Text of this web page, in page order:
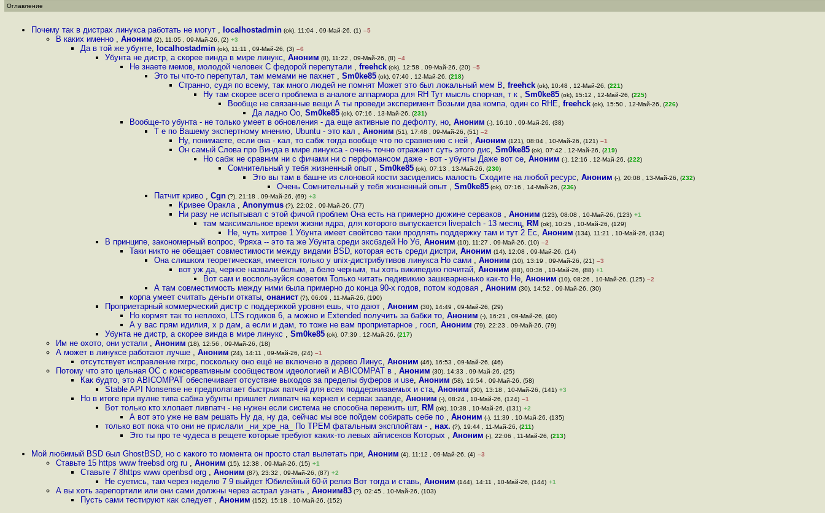
Оглавление
Почему так в дистрах линукса работать не могут , localhostadmin (ok), 11:04 , 09-Май-26, (1) –5
В каких именно , Аноним (2), 11:05 , 09-Май-26, (2) +3
Да в той же убунте, localhostadmin (ok), 11:11 , 09-Май-26, (3) –6
Убунта не дистр, а скорее винда в мире линукс, Аноним (8), 11:22 , 09-Май-26, (8) –4
Не знаете мемов, молодой человек С федорой перепутали , freehck (ok), 12:58 , 09-Май-26, (20) –5
Это ты что-то перепутал, там мемами не пахнет , Sm0ke85 (ok), 07:40 , 12-Май-26, (218)
Странно, судя по всему, так много людей не помнят Может это был локальный мем В, freehck (ok), 10:48 , 12-Май-26, (221)
Ну там скорее всего проблема в аналоге аппармора для RH Тут мысль спорная, т к , Sm0ke85 (ok), 15:12 , 12-Май-26, (225)
Вообще не связанные вещи А ты проведи эксперимент Возьми два компа, один со RHE, freehck (ok), 15:50 , 12-Май-26, (226)
Да ладно Оо, Sm0ke85 (ok), 07:16 , 13-Май-26, (231)
Вообще-то убунта - не только умеет в обновления - да еще активные по дефолту, но, Аноним (-), 16:10 , 09-Май-26, (38)
Т е по Вашему экспертному мнению, Ubuntu - это кал , Аноним (51), 17:48 , 09-Май-26, (51) –2
Ну, понимаете, если она - кал, то сабж тогда вообще что по сравнению с ней , Аноним (121), 08:04 , 10-Май-26, (121) –1
Он самый Слова про Винда в мире линукса - очень точно отражают суть этого дис, Sm0ke85 (ok), 07:42 , 12-Май-26, (219)
Но сабж не сравним ни с фичами ни с перфомансом даже - вот - убунты Даже вот се, Аноним (-), 12:16 , 12-Май-26, (222)
Сомнительный у тебя жизненный опыт , Sm0ke85 (ok), 07:13 , 13-Май-26, (230)
Это вы там в башне из слоновой кости засиделись малость Сходите на любой ресурс, Аноним (-), 20:08 , 13-Май-26, (232)
Очень Сомнительный у тебя жизненный опыт , Sm0ke85 (ok), 07:16 , 14-Май-26, (236)
Патчит криво , Cgn (?), 21:18 , 09-Май-26, (69) +3
Кривее Оракла , Anonymus (?), 22:02 , 09-Май-26, (77)
Ни разу не испытывал с этой фичой проблем Она есть на примерно дюжине серваков , Аноним (123), 08:08 , 10-Май-26, (123) +1
там максимальное время жизни ядра, для которого выпускается livepatch - 13 месяц, RM (ok), 10:25 , 10-Май-26, (129)
Не, чуть хитрее 1 Убунта имеет свойтсво таки продлять поддержку там и тут 2 Ес, Аноним (134), 11:21 , 10-Май-26, (134)
В принципе, закономерный вопрос, Фряха -- это та же Убунта среди эксбздей Но Уб, Аноним (10), 11:27 , 09-Май-26, (10) –2
Таки никто не обещает совместимости между видами BSD, которая есть среди дистри, Аноним (14), 12:08 , 09-Май-26, (14)
Она слишком теоретическая, имеется только у unix-дистрибутивов линукса Но сами , Аноним (10), 13:19 , 09-Май-26, (21) –3
вот уж да, черное назвали белым, а бело черным, ты хоть википедию почитай, Аноним (88), 00:36 , 10-Май-26, (88) +1
Вот сам и воспользуйся советом Только читать педивикию зашкварненько как-то Не, Аноним (10), 08:26 , 10-Май-26, (125) –2
А там совместимость между ними была примерно до конца 90-х годов, потом кодовая , Аноним (30), 14:52 , 09-Май-26, (30)
корпа умеет считать деньги откаты, онанист (?), 06:09 , 11-Май-26, (190)
Проприетарный коммерческий дистр с поддержкой уровня ешь, что дают , Аноним (30), 14:49 , 09-Май-26, (29)
Но кормят так то неплохо, LTS годиков 6, а можно и Extended получить за бабки то, Аноним (-), 16:21 , 09-Май-26, (40)
А у вас прям идилия, х р дам, а если и дам, то тоже не вам проприетарное , госп, Аноним (79), 22:23 , 09-Май-26, (79)
Убунта не дистр, а скорее винда в мире линукс , Sm0ke85 (ok), 07:39 , 12-Май-26, (217)
Им не охото, они устали , Аноним (18), 12:56 , 09-Май-26, (18)
А может в линуксе работают лучше , Аноним (24), 14:11 , 09-Май-26, (24) –1
отсутствует исправление rxrpc, поскольку оно ещё не включено в дерево Линус, Аноним (46), 16:53 , 09-Май-26, (46)
Потому что это цельная ОС с консервативным сообществом идеологией и ABICOMPAT в , Аноним (30), 14:33 , 09-Май-26, (25)
Как будто, это ABICOMPAT обеспечивает отсуствие выходов за пределы буферов и use, Аноним (58), 19:54 , 09-Май-26, (58)
Stable API Nonsense не предполагает быстрых патчей для всех поддерживаемых и ста, Аноним (30), 13:18 , 10-Май-26, (141) +3
Но в итоге при вулне типа сабжа убунты пришлет ливпатч на кернел и сервак заапде, Аноним (-), 08:24 , 10-Май-26, (124) –1
Вот только кто хлопает ливпатч - не нужен если система не способна пережить шт, RM (ok), 10:38 , 10-Май-26, (131) +2
А вот это уже не вам решать Ну да, ну да, сейчас мы все пойдем собирать себе по , Аноним (-), 11:39 , 10-Май-26, (135)
только вот пока что они не прислали _ни_хре_на_ По ТРЕМ фатальным эксплойтам - , нах. (?), 19:44 , 11-Май-26, (211)
Это ты про те чудеса в рещете которые требуют каких-то левых айписеков Которых , Аноним (-), 22:06 , 11-Май-26, (213)
Мой любимый BSD был GhostBSD, но с какого то момента он просто стал вылетать при, Аноним (4), 11:12 , 09-Май-26, (4) –3
Ставьте 15 https www freebsd org ru , Аноним (15), 12:38 , 09-Май-26, (15) +1
Ставьте 7 8https www openbsd org , Аноним (87), 23:32 , 09-Май-26, (87) +2
Не суетись, там через неделю 7 9 выйдет Юбилейный 60-й релиз Вот тогда и ставь, Аноним (144), 14:11 , 10-Май-26, (144) +1
А вы хоть зарепортили или они сами должны через астрал узнать , Аноним83 (?), 02:45 , 10-Май-26, (103)
Пусть сами тестируют как следует , Аноним (152), 15:18 , 10-Май-26, (152)